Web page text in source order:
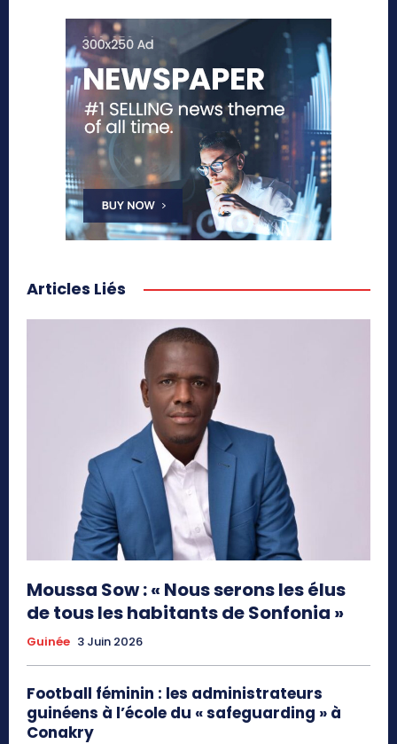
Articles Liés
Moussa Sow : « Nous serons les élus
de tous les habitants de Sonfonia »
Guinée 3 Juin 2026
Football féminin : les administrateurs
guinéens à l’école du « safeguarding » à
Conakry